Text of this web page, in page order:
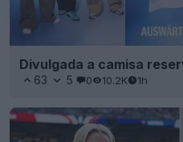
Divulgada a camisa
63 5 0 10.2K 1h